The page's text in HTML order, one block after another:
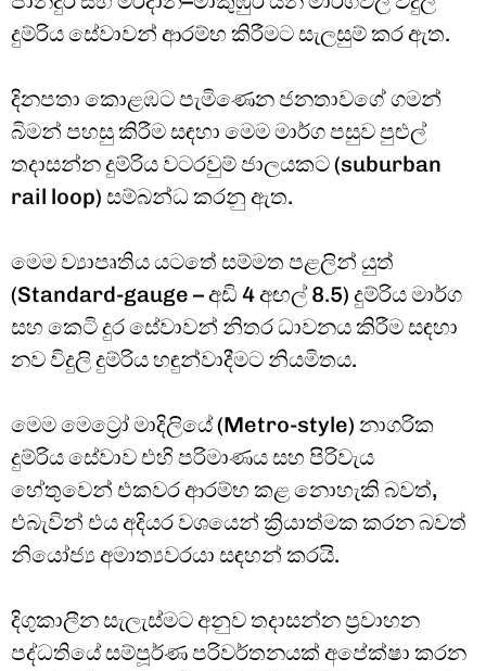
දුම්රිය සේවාවන් ආරම්භ කිරීමට සැලසුම් කර ඇත.
දිනපතා කොළඹට පැමිණෙන ජනතාවගේ ගමන්
බිමන් පහසු කිරීම සඳහා මෙම මාර්ග පසුව පුළුල්
තදාසන්න දුම්රිය වටරවුම් ජාලයකට (suburban
rail loop) සම්බන්ධ කරනු ඇත.
මෙම ව්‍යාපෘතිය යටතේ සම්මත පළලින් යුත්
(Standard-gauge – අඩි 4 අඟල් 8.5) දුම්රිය මාර්ග
සහ කෙටි දුර සේවාවන් නිතර ධාවනය කිරීම සඳහා
නව විදුලි දුම්රිය හඳුන්වාදීමට නියමිතය.
මෙම මෙට්‍රෝ මාදිලියේ (Metro-style) නාගරික
දුම්රිය සේවාව එහි පරිමාණය සහ පිරිවැය
හේතුවෙන් එකවර ආරම්භ කළ නොහැකි බවත්,
එබැවින් එය අදියර වශයෙන් ක්‍රියාත්මක කරන බවත්
නියෝජ්‍ය අමාත්‍යවරයා සඳහන් කරයි.
දිගුකාලීන සැලැස්මට අනුව තදාසන්න ප්‍රවාහන
පද්ධතියේ සම්පූර්ණ පරිවර්තනයක් අපේක්ෂා කරන